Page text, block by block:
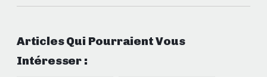
Articles Qui Pourraient Vous
Intéresser :